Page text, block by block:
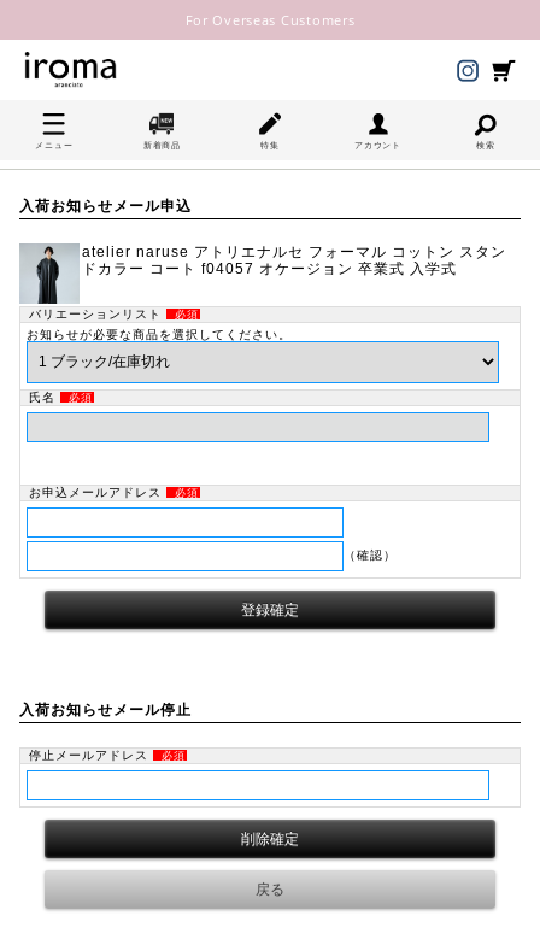
For Overseas Customers
メニュー 新着商品 特集 アカウント 検索
入荷お知らせメール申込
atelier naruse アトリエナルセ フォーマル コットン スタン
ドカラー コート f04057 オケージョン 卒業式 入学式
バリエーションリスト 必須
お知らせが必要な商品を選択してください。
氏名 必須
お申込メールアドレス 必須
（確認）
入荷お知らせメール停止
停止メールアドレス 必須